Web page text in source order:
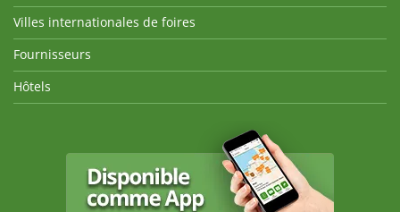
Villes internationales de foires
Fournisseurs
Hôtels